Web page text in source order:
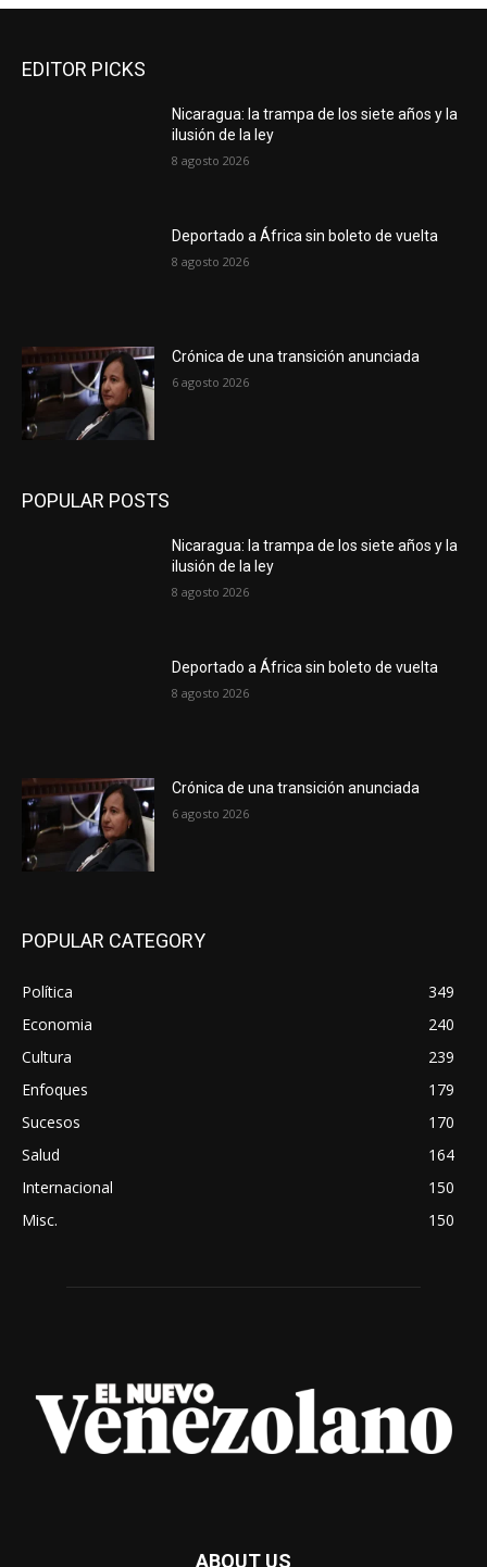
EDITOR PICKS
Nicaragua: la trampa de los siete años y la
ilusión de la ley
8 agosto 2026
Deportado a África sin boleto de vuelta
8 agosto 2026
Crónica de una transición anunciada
6 agosto 2026
POPULAR POSTS
Nicaragua: la trampa de los siete años y la
ilusión de la ley
8 agosto 2026
Deportado a África sin boleto de vuelta
8 agosto 2026
Crónica de una transición anunciada
6 agosto 2026
POPULAR CATEGORY
Política
349
Economia
240
Cultura
239
Enfoques
179
Sucesos
170
Salud
164
Internacional
150
Misc.
150
ABOUT US